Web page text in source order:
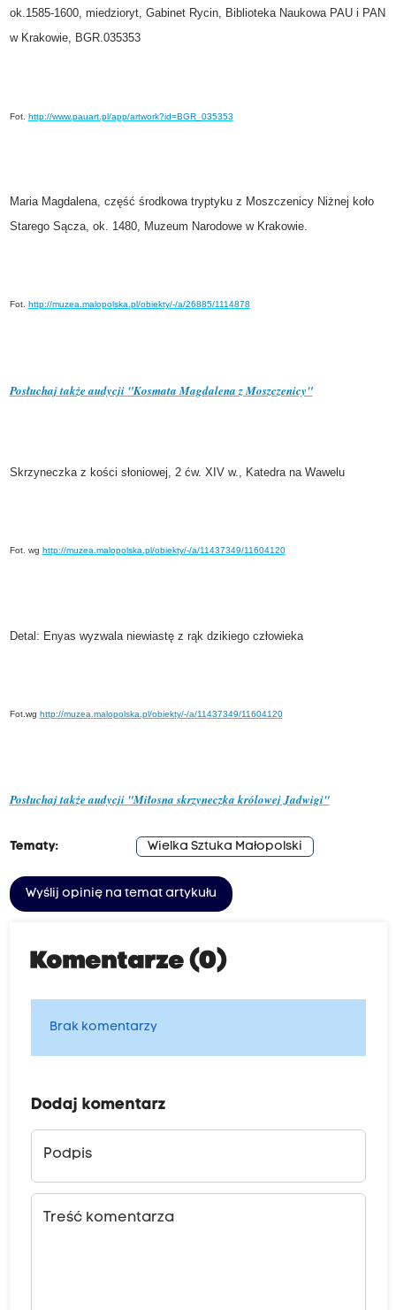
ok.1585-1600, miedzioryt, Gabinet Rycin, Biblioteka Naukowa PAU i PAN
w Krakowie, BGR.035353
Fot. http://www.pauart.pl/app/artwork?id=BGR_035353
Maria Magdalena, część środkowa tryptyku z Moszczenicy Niżnej koło
Starego Sącza, ok. 1480, Muzeum Narodowe w Krakowie.
Fot. http://muzea.malopolska.pl/obiekty/-/a/26885/1114878
Posłuchaj także audycji "Kosmata Magdalena z Moszczenicy"
Skrzyneczka z kości słoniowej, 2 ćw. XIV w., Katedra na Wawelu
Fot. wg http://muzea.malopolska.pl/obiekty/-/a/11437349/11604120
Detal: Enyas wyzwala niewiastę z rąk dzikiego człowieka
Fot.wg http://muzea.malopolska.pl/obiekty/-/a/11437349/11604120
Posłuchaj także audycji "Miłosna skrzyneczka królowej Jadwigi"
Tematy: Wielka Sztuka Małopolski
Wyślij opinię na temat artykułu
Komentarze (0)
Brak komentarzy
Dodaj komentarz
Podpis
Treść komentarza